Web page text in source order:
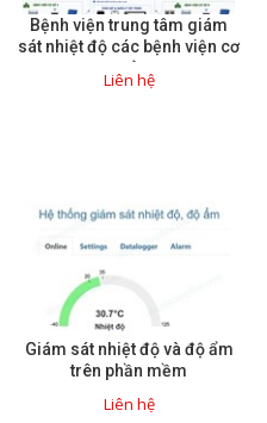
Bệnh viện trung tâm giám
sát nhiệt độ các bệnh viện cơ
sở
Liên hệ
Giám sát nhiệt độ và độ ẩm
trên phần mềm
Liên hệ